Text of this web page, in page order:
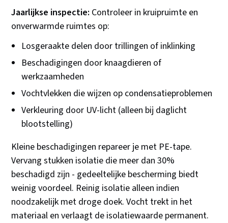
Jaarlijkse inspectie: Controleer in kruipruimte en
onverwarmde ruimtes op:
Losgeraakte delen door trillingen of inklinking
Beschadigingen door knaagdieren of
werkzaamheden
Vochtvlekken die wijzen op condensatieproblemen
Verkleuring door UV-licht (alleen bij daglicht
blootstelling)
Kleine beschadigingen repareer je met PE-tape.
Vervang stukken isolatie die meer dan 30%
beschadigd zijn - gedeeltelijke bescherming biedt
weinig voordeel. Reinig isolatie alleen indien
noodzakelijk met droge doek. Vocht trekt in het
materiaal en verlaagt de isolatiewaarde permanent.